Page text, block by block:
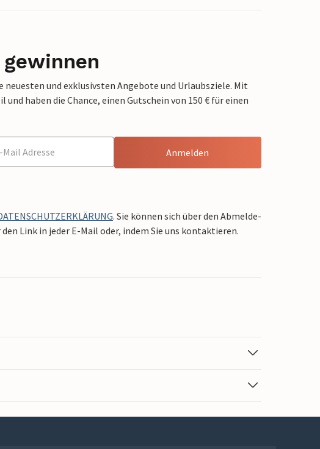
und exklusivsten Angebote und Urlaubsziele. Mit
haben die Chance, einen Gutschein von 150 € für einen
Anmelden
. Sie können sich über den Abmelde-
Link in jeder E-Mail oder, indem Sie uns kontaktieren.